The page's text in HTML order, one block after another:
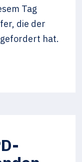
Tag
die der
hat.